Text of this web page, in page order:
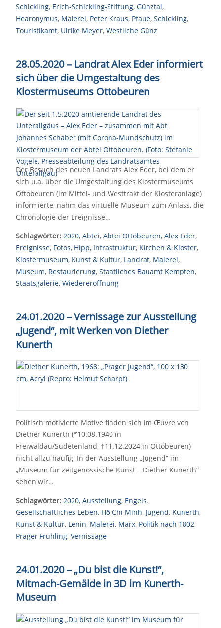
Schickling, Erich-Schickling-Stiftung, Günztal,
Hearonymus, Malerei, Peter Kraus, Pfaue, Schickling,
Touristikamt, Ulrike Meyer, Westliche Günz
28.05.2020 – Landrat Alex Eder informiert
sich über die Umgestaltung des
Klostermuseums Ottobeuren
Der Besuch des neuen Landrats Alex Eder, bei dem er
sich u.a. über die Umgestaltung des Klostermuseums
Ottobeuren (im Mittel- und Westtrakt der Klosteranlage)
informierte, nahm das virtuelle Museum zum Anlass, die
Chronologie der Ereignisse…
Schlagwörter: 2020, Abtei, Abtei Ottobeuren, Alex Eder,
Ereignisse, Fotos, Hipp, Infrastruktur, Kirchen & Kloster,
Klostermuseum, Kunst & Kultur, Landrat, Malerei,
Museum, Restaurierung, Staatliches Bauamt Kempten,
Staatsgalerie, Wiedereröffnung
24.01.2020 – Vernissage zur Ausstellung
„Jugend“, mit Werken von Diether
Kunerth
Politisch motivierte Motive finden sich im Œuvre von
Diether Kunerth (*10.08.1940 in
Freiwaldau/Sudetenland, †11.12.2024 in Ottobeuren)
nicht allzu häufig. In der Ausstellung „Jugend“ im
„Museum für zeitgenössische Kunst – Diether Kunerth“
sehen wir…
Schlagwörter: 2020, Ausstellung, Engels,
Gesellschaftliches Leben, Hồ Chí Minh, Jugend, Kunerth,
Kunst & Kultur, Lenin, Malerei, Marx, Politik nach 1802,
Prager Frühling, Vernissage
24.01.2020 – „Du bist die Kunst!“,
Mitmach-Gemälde in 3D im Kunerth-
Museum